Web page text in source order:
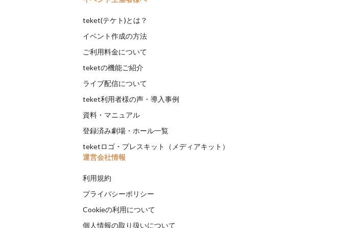
teket(テケト)とは？
イベント作成の方法
ご利用料金について
teketの機能ご紹介
ライブ配信について
teket利用者様の声・導入事例
資料・マニュアル
登録済み劇場・ホール一覧
teketロゴ・プレスキット（メディアキット）
運営会社情報
利用規約
プライバシーポリシー
Cookieの利用について
個人情報の取り扱いについて